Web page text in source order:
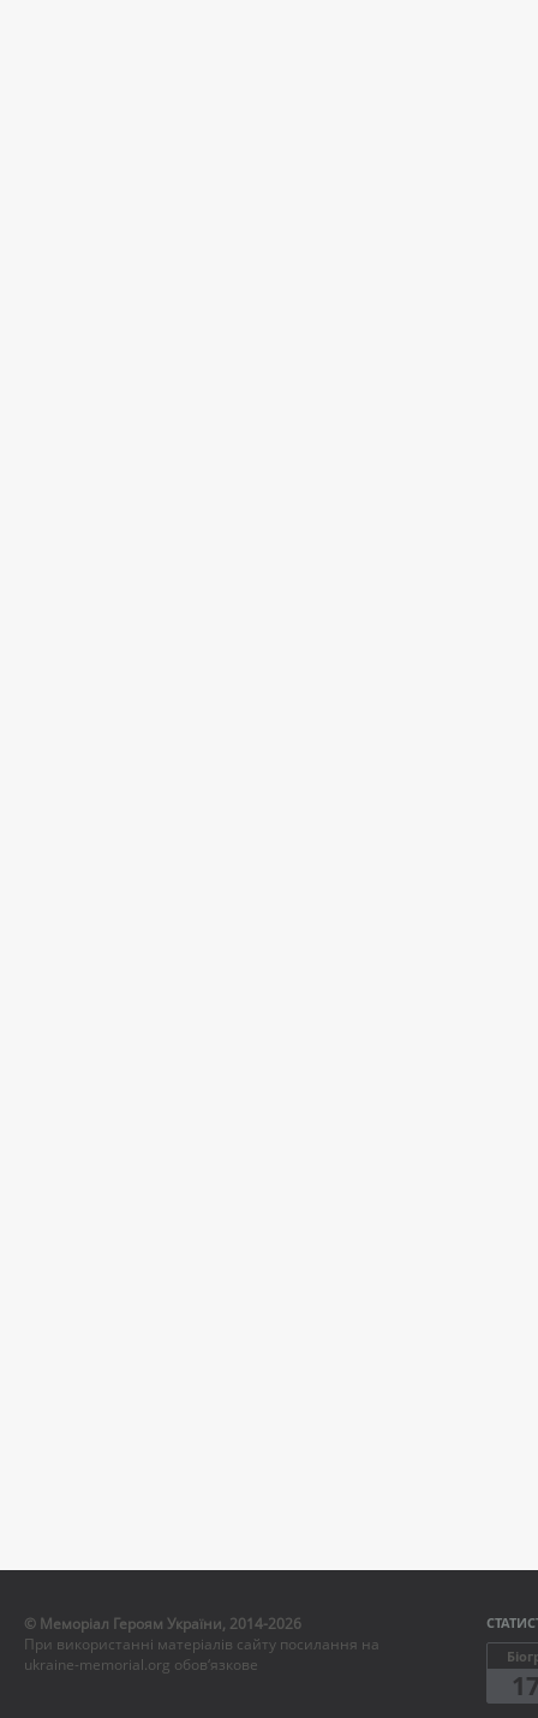
© Меморіал Героям України, 2014-2026
При використанні матеріалів сайту посилання на
ukraine-memorial.org обов‘язкове